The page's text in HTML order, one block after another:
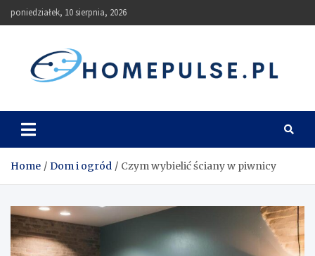
to
poniedziałek, 10 sierpnia, 2026
homepulse.pl
Home Dom i ogród Czym wybielić ściany w piwnicy